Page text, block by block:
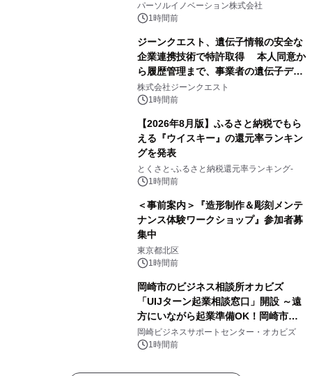
パーソルイノベーション株式会社
1時間前
ジーンクエスト、遺伝子情報の安全な
企業連携技術で特許取得 本人同意か
ら履歴管理まで、事業者の遺伝子デー
タ活用を支援
株式会社ジーンクエスト
1時間前
【2026年8月版】ふるさと納税でもら
える『ウイスキー』の還元率ランキン
グを発表
とくさと-ふるさと納税還元率ランキング-
1時間前
＜事前案内＞『造形制作＆彫刻メンテ
ナンス体験ワークショップ』参加者募
集中
東京都北区
1時間前
岡崎市のビジネス相談所オカビズ
「UIJターン起業相談窓口」開設 ～遠
方にいながら起業準備OK！岡崎市を
挑戦者があつまるまちに～
岡崎ビジネスサポートセンター・オカビズ
1時間前